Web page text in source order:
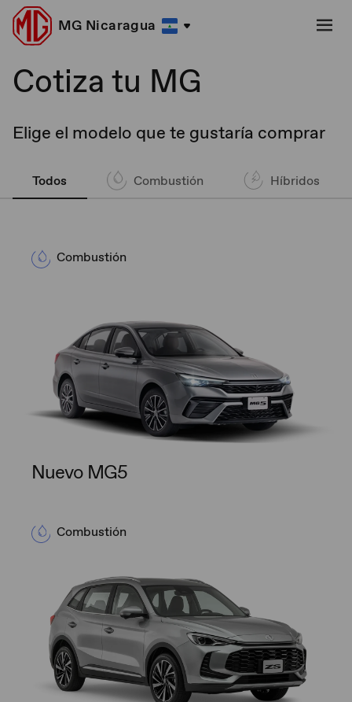
MG Nicaragua
Cotiza tu MG
Elige el modelo que te gustaría comprar
Todos Combustión Híbridos
Combustión
Nuevo MG5
Combustión